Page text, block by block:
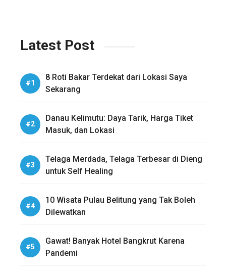
Latest Post
8 Roti Bakar Terdekat dari Lokasi Saya
Sekarang
Danau Kelimutu: Daya Tarik, Harga Tiket
Masuk, dan Lokasi
Telaga Merdada, Telaga Terbesar di Dieng
untuk Self Healing
10 Wisata Pulau Belitung yang Tak Boleh
Dilewatkan
Gawat! Banyak Hotel Bangkrut Karena
Pandemi